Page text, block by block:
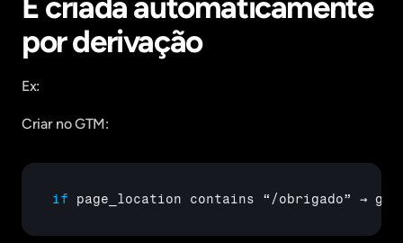
por derivação
Ex:
Criar no GTM:
if page_location contains “ /obrigado” →